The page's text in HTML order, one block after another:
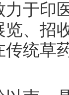
力于印
、招
统草